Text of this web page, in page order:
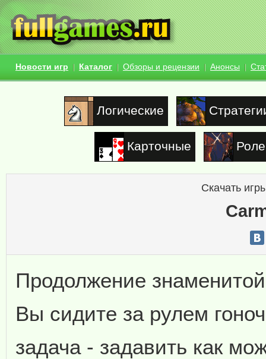
Новости игр Каталог Обзоры и рецензии Анонсы
Логические
Карточные
Скачать
Продолжение
Вы сидите за рулем
задача - задавить как